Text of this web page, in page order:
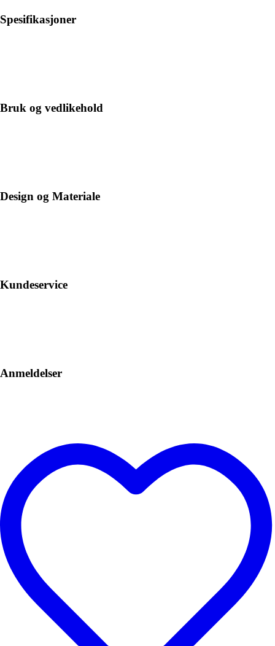
Spesifikasjoner
Bruk og vedlikehold
Design og Materiale
Kundeservice
Anmeldelser